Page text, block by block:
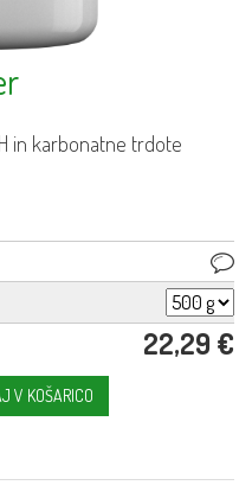
in karbonatne trdote
22,29 €
V KOŠARICO